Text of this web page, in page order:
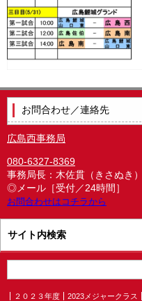
お問合わせ／連絡先
広島西事務局
080-6327-8369
事務局長：木佐貫（きさぬき）
◎メール［受付／24時間］
お問合わせはコチラから
サイト内検索
２０２３年度 2023メジャークラス